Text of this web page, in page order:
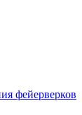
фейерверков